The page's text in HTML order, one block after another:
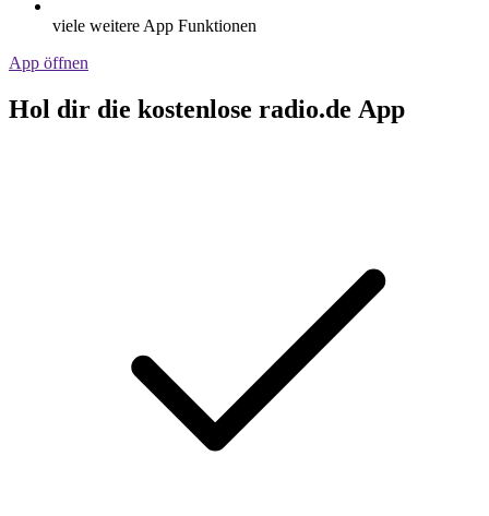
viele weitere App Funktionen
App öffnen
Hol dir die kostenlose radio.de App